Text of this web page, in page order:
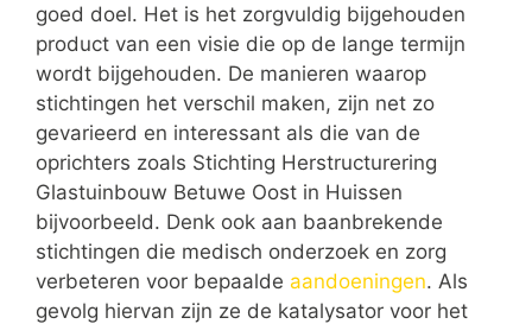
goed doel. Het is het zorgvuldig bijgehouden
product van een visie die op de lange termijn
wordt bijgehouden. De manieren waarop
stichtingen het verschil maken, zijn net zo
gevarieerd en interessant als die van de
oprichters zoals Stichting Herstructurering
Glastuinbouw Betuwe Oost in Huissen
bijvoorbeeld. Denk ook aan baanbrekende
stichtingen die medisch onderzoek en zorg
verbeteren voor bepaalde aandoeningen. Als
gevolg hiervan zijn ze de katalysator voor het